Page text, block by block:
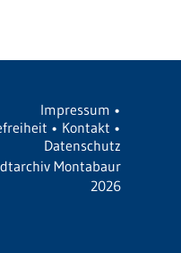
Impressum •
• Kontakt •
Datenschutz
Montabaur
2026